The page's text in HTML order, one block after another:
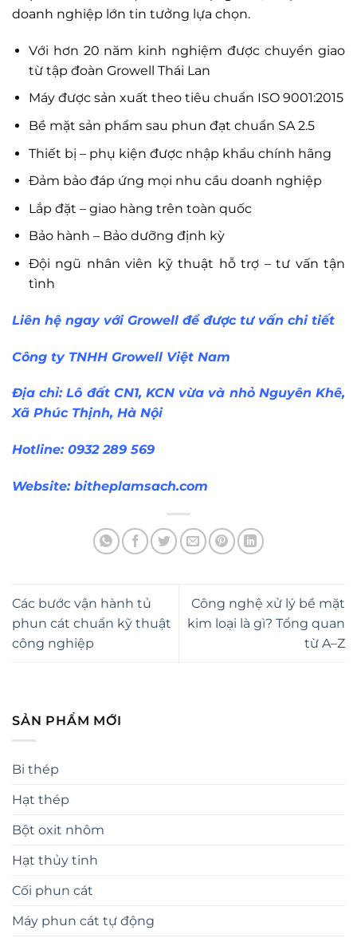
doanh nghiệp lớn tin tưởng lựa chọn.
Với hơn 20 năm kinh nghiệm được chuyển giao
từ tập đoàn Growell Thái Lan
Máy được sản xuất theo tiêu chuẩn ISO 9001:2015
Bề mặt sản phẩm sau phun đạt chuẩn SA 2.5
Thiết bị – phụ kiện được nhập khẩu chính hãng
Đảm bảo đáp ứng mọi nhu cầu doanh nghiệp
Lắp đặt – giao hàng trên toàn quốc
Bảo hành – Bảo dưỡng định kỳ
Đội ngũ nhân viên kỹ thuật hỗ trợ – tư vấn tận
tình
Liên hệ ngay với Growell để được tư vấn chi tiết
Công ty TNHH Growell Việt Nam
Địa chỉ: Lô đất CN1, KCN vừa và nhỏ Nguyên Khê,
Xã Phúc Thịnh, Hà Nội
Hotline: 0932 289 569
Website: bitheplamsach.com
Các bước vận hành tủ
phun cát chuẩn kỹ thuật
công nghiệp
Công nghệ xử lý bề mặt
kim loại là gì? Tổng quan
từ A–Z
SẢN PHẨM MỚI
Bi thép
Hạt thép
Bột oxit nhôm
Hạt thủy tinh
Cối phun cát
Máy phun cát tự động